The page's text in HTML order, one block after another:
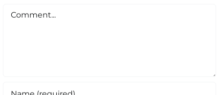
Comment